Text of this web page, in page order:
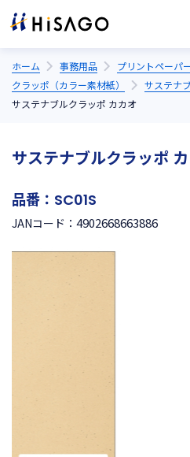
ホーム 事務用品
プリントペーパ
クラッポ（カラー素材紙）
サステナ
サステナブルクラッポ カカオ
サステナブルクラッポ
品番： SC01S
JANコード： 4902668663886